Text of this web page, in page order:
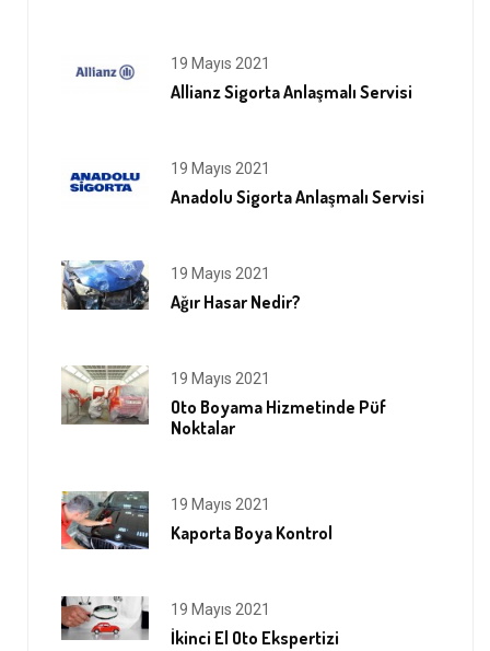
19 Mayıs 2021
Allianz Sigorta Anlaşmalı Servisi
19 Mayıs 2021
Anadolu Sigorta Anlaşmalı Servisi
19 Mayıs 2021
Ağır Hasar Nedir?
19 Mayıs 2021
Oto Boyama Hizmetinde Püf
Noktalar
19 Mayıs 2021
Kaporta Boya Kontrol
19 Mayıs 2021
İkinci El Oto Ekspertizi